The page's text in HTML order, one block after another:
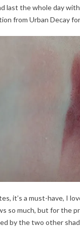
last the whole day
from Urban Decay
it’s a must-have, I
so much, but for the
by the two other